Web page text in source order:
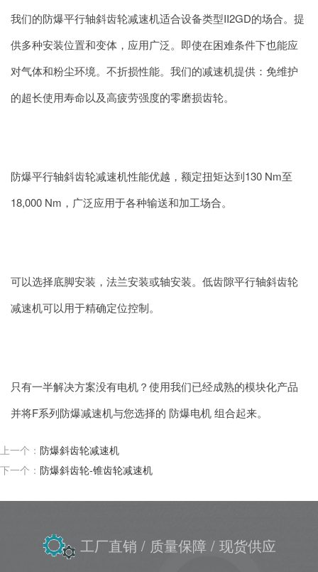
我们的防爆平行轴斜齿轮减速机适合设备类型II2GD的场合。提
供多种安装位置和变体，应用广泛。即使在困难条件下也能应
对气体和粉尘环境。不折损性能。我们的减速机提供：免维护
的超长使用寿命以及高疲劳强度的零磨损齿轮。
防爆平行轴斜齿轮减速机性能优越，额定扭矩达到130 Nm至
18,000 Nm，广泛应用于各种输送和加工场合。
可以选择底脚安装，法兰安装或轴安装。低齿隙平行轴斜齿轮
减速机可以用于精确定位控制。
只有一半解决方案没有电机？使用我们已经成熟的模块化产品
并将F系列防爆减速机与您选择的 防爆电机 组合起来。
上一个： 防爆斜齿轮减速机
下一个： 防爆斜齿轮-锥齿轮减速机
工厂直销 / 质量保障 / 现货供应